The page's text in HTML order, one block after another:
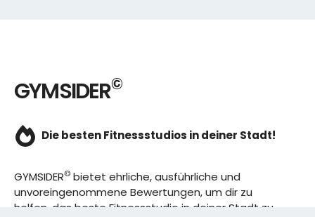
GYMSIDER©
Die besten Fitnessstudios in deiner Stadt!
GYMSIDER© bietet ehrliche, ausführliche und
unvoreingenommene Bewertungen, um dir zu
helfen, das beste Fitnessstudio in deiner Stadt zu